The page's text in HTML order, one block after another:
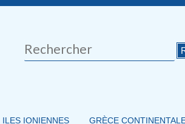
Rechercher
ILES IONIENNES GRÈCE